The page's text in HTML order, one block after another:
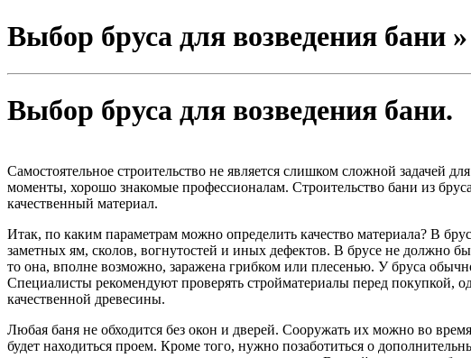
Выбор бруса для возведения бани
Выбор бруса для возведения бани.
Самостоятельное строительство не является слишком сложной задачей
моменты, хорошо знакомые профессионалам. Строительство бани из
качественный материал.
Итак, по каким параметрам можно определить качество материала? В
заметных ям, сколов, вогнутостей и иных дефектов. В брусе не должно
то она, вполне возможно, заражена грибком или плесенью. У бруса
Специалисты рекомендуют проверять стройматериалы перед покупкой,
качественной древесины.
Любая баня не обходится без окон и дверей. Сооружать их можно во
будет находиться проем. Кроме того, нужно позаботиться о